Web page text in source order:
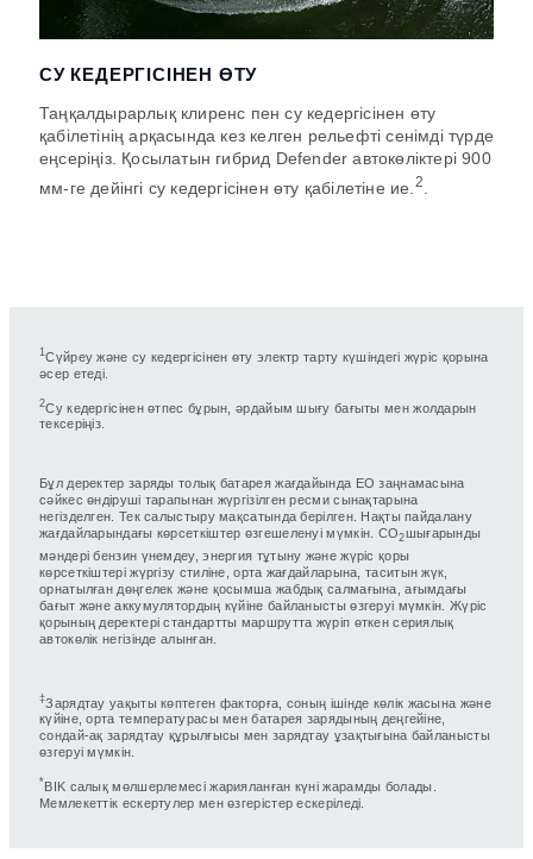
СУ КЕДЕРГІСІНЕН ӨТУ
Таңқалдырарлық клиренс пен су кедергісінен өту
қабілетінің арқасында кез келген рельефті сенімді түрде
еңсеріңіз. Қосылатын гибрид Defender автокөліктері 900
мм-ге дейінгі су кедергісінен өту қабілетіне ие. 2
1Сүйреу және су кедергісінен өту электр тарту күшіндегі жүріс қорына
әсер етеді.
2Су кедергісінен өтпес бұрын, әрдайым шығу бағыты мен жолдарын
тексеріңіз.
Бұл деректер заряды толық батарея жағдайында ЕО заңнамасына
сәйкес өндіруші тарапынан жүргізілген ресми сынақтарына
негізделген. Тек салыстыру мақсатында берілген. Нақты пайдалану
жағдайларындағы көрсеткіштер өзгешеленуі мүмкін. CO2шығарынды
мәндері бензин үнемдеу, энергия тұтыну және жүріс қоры
көрсеткіштері жүргізу стиліне, орта жағдайларына, таситын жүк,
орнатылған дөңгелек және қосымша жабдық салмағына, ағымдағы
бағыт және аккумулятордың күйіне байланысты өзгеруі мүмкін. Жүріс
қорының деректері стандартты маршрутта жүріп өткен сериялық
автокөлік негізінде алынған.
‡Зарядтау уақыты көптеген факторға, соның ішінде көлік жасына және
күйіне, орта температурасы мен батарея зарядының деңгейіне,
сондай-ақ зарядтау құрылғысы мен зарядтау ұзақтығына байланысты
өзгеруі мүмкін.
*BIK салық мөлшерлемесі жарияланған күні жарамды болады.
Мемлекеттік ескертулер мен өзгерістер ескеріледі.